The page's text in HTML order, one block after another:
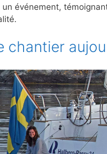
un événement,
chantier